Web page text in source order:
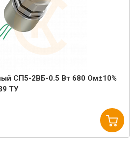
СП5-2ВБ-0.5 Вт 680 Ом±10%
ТУ